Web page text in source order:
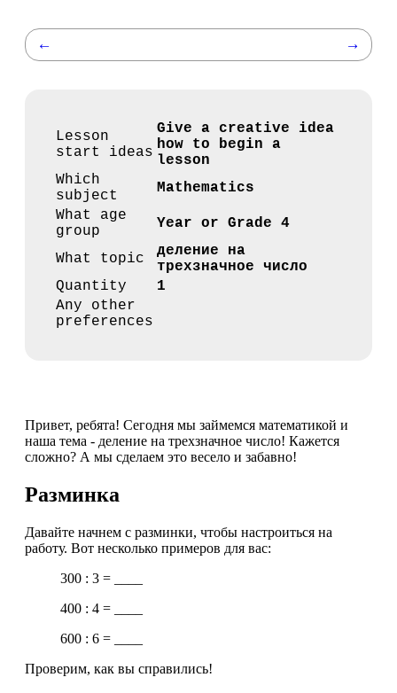
← →
Lesson
start ideas
Give a creative idea
how to begin a
lesson
Which
subject
Mathematics
What age
group
Year or Grade 4
What topic
деление на
трехзначное число
Quantity
1
Any other
preferences
Привет, ребята! Сегодня мы займемся математикой и
наша тема - деление на трехзначное число! Кажется
сложно? А мы сделаем это весело и забавно!
Разминка
Давайте начнем с разминки, чтобы настроиться на
работу. Вот несколько примеров для вас:
300 : 3 = ____
400 : 4 = ____
600 : 6 = ____
Проверим, как вы справились!